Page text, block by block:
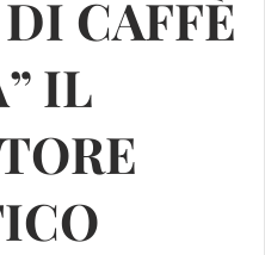
CAFFÈ
IL